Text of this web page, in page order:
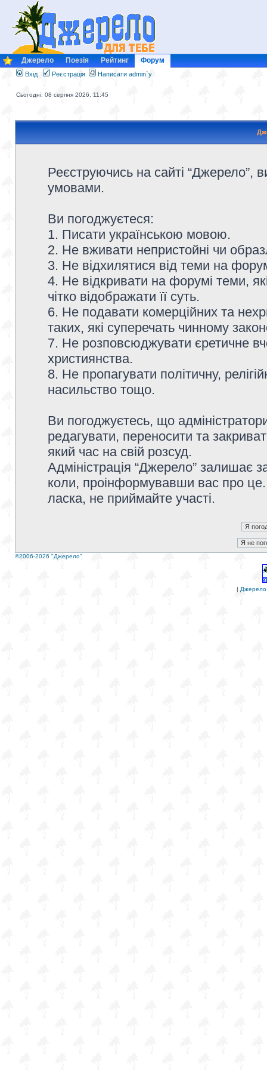
Джерело Поезія Рейтинг Форум
Вхід Реєстрація Написати admin`у
Сьогодні: 08 серпня 2026, 11:45
Реєструючись на сайті “Джерело”,
умовами.
Ви погоджуєтеся:
1. Писати українською мовою.
2. Не вживати непристойні чи
3. Не відхилятися від теми на
4. Не відкривати на форумі теми,
чітко відображати її суть.
6. Не подавати комерційних та
таких, які суперечать чинному
7. Не розповсюджувати єретичне
християнства.
8. Не пропагувати політичну,
насильство тощо.
Ви погоджуєтесь, що
редагувати, переносити та
який час на свій розсуд.
Адміністрація “Джерело” залишає
коли, проінформувавши вас про
ласка, не приймайте участі.
©2006-2026 "Джерело"
| Джерело